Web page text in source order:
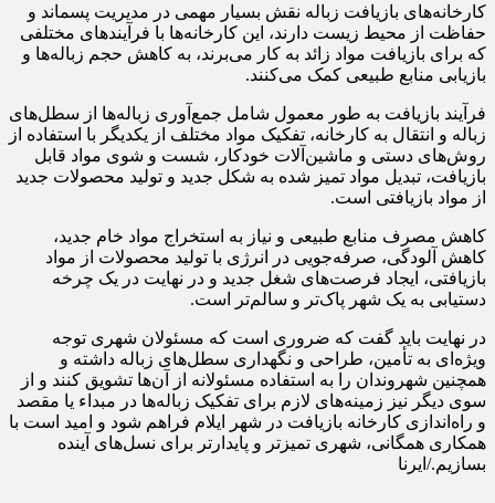
کارخانه‌های بازیافت زباله نقش بسیار مهمی در مدیریت پسماند و
حفاظت از محیط زیست دارند، این کارخانه‌ها با فرآیندهای مختلفی
که برای بازیافت مواد زائد به کار می‌برند، به کاهش حجم زباله‌ها و
بازیابی منابع طبیعی کمک می‌کنند.
فرآیند بازیافت به طور معمول شامل جمع‌آوری زباله‌ها از سطل‌های
زباله و انتقال به کارخانه، تفکیک مواد مختلف از یکدیگر با استفاده از
روش‌های دستی و ماشین‌آلات خودکار، شست و شوی مواد قابل
بازیافت، تبدیل مواد تمیز شده به شکل جدید و تولید محصولات جدید
از مواد بازیافتی است.
کاهش مصرف منابع طبیعی و نیاز به استخراج مواد خام جدید،
کاهش آلودگی، صرفه‌جویی در انرژی با تولید محصولات از مواد
بازیافتی، ایجاد فرصت‌های شغل جدید و در نهایت در یک چرخه
دستیابی به یک شهر پاک‌تر و سالم‌تر است.
در نهایت باید گفت که ضروری است که مسئولان شهری توجه
ویژه‌ای به تأمین، طراحی و نگهداری سطل‌های زباله داشته و
همچنین شهروندان را به استفاده مسئولانه از آن‌ها تشویق کنند و از
سوی دیگر نیز زمینه‌های لازم برای تفکیک زباله‌ها در مبداء یا مقصد
و راه‌اندازی کارخانه بازیافت در شهر ایلام فراهم شود و امید است با
همکاری همگانی، شهری تمیزتر و پایدارتر برای نسل‌های آینده
بسازیم./ایرنا